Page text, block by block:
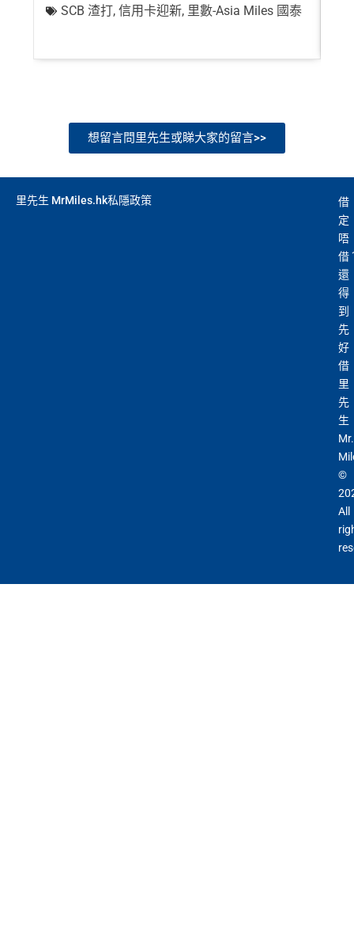
SCB 渣打,信用卡迎新, 里數-Asia Miles 國泰
想留言問里先生或睇大家的留言>>
里先生 MrMiles.hk私隱政策
借
定
唔
借
還
得
到
先
好
借
里
先
生
Mr.
©
All